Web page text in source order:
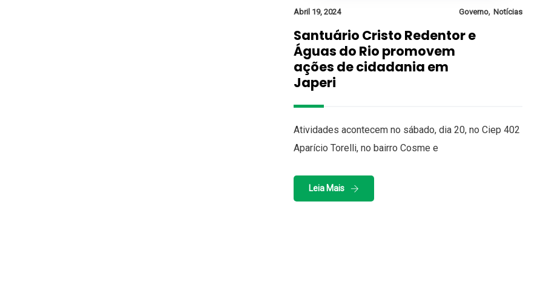
Abril 19, 2024 Governo, Notícias
Santuário Cristo Redentor e
Águas do Rio promovem
ações de cidadania em
Japeri
Atividades acontecem no sábado, dia 20, no Ciep 402
Aparício Torelli, no bairro Cosme e
Leia Mais